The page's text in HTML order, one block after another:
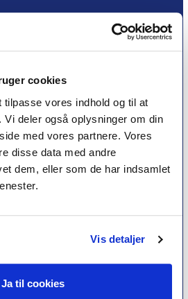
cookies
vores indhold og til at
deler også oplysninger om din
med vores partnere. Vores
disse data med andre
dem, eller som de har indsamlet
Vis detaljer
Ja til cookies
Psykoterapeutforening
Alle vores medlemmer skal
om uddannelse og
til at kalde sig